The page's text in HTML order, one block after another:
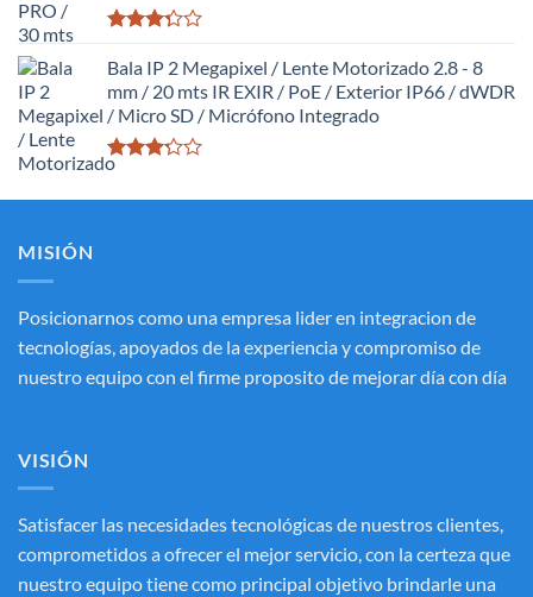
con
3.27 de
5
Bala IP 2 Megapixel / Lente Motorizado 2.8 - 8
mm / 20 mts IR EXIR / PoE / Exterior IP66 / dWDR
/ Micro SD / Micrófono Integrado
Valorado
MISIÓN
Posicionarnos como una empresa lider en integracion de
tecnologías, apoyados de la experiencia y compromiso de
nuestro equipo con el firme proposito de mejorar día con día
VISIÓN
Satisfacer las necesidades tecnológicas de nuestros clientes,
comprometidos a ofrecer el mejor servicio, con la certeza que
nuestro equipo tiene como principal objetivo brindarle una